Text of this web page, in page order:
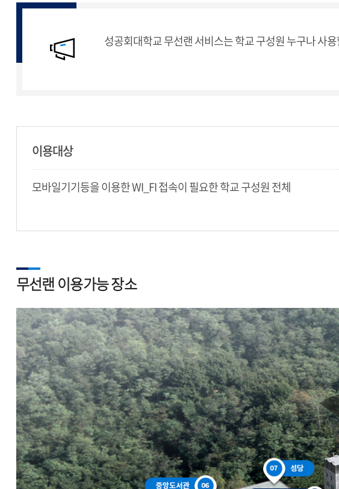
성공회대학교 무선랜 서비스는 학교 구성원 누구나 사
이용대상
모바일기기등을 이용한 WI_FI 접속이 필요한 학교 구성원 전체
무선랜 이용가능 장소